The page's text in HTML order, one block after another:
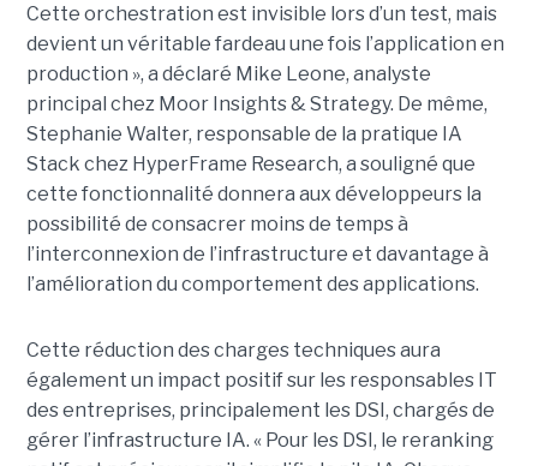
Cette orchestration est invisible lors d’un test, mais
devient un véritable fardeau une fois l’application en
production », a déclaré Mike Leone, analyste
principal chez Moor Insights & Strategy. De même,
Stephanie Walter, responsable de la pratique IA
Stack chez HyperFrame Research, a souligné que
cette fonctionnalité donnera aux développeurs la
possibilité de consacrer moins de temps à
l’interconnexion de l’infrastructure et davantage à
l’amélioration du comportement des applications.
Cette réduction des charges techniques aura
également un impact positif sur les responsables IT
des entreprises, principalement les DSI, chargés de
gérer l’infrastructure IA. « Pour les DSI, le reranking